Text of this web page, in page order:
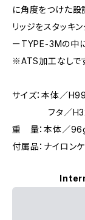
に角度をつけた設
リッジをスタッキ
ーTYPE-3Mの中に
※ATS加工なしで
サイズ：本体／
フタ／
重 量：本体／
付属品：ナイロン